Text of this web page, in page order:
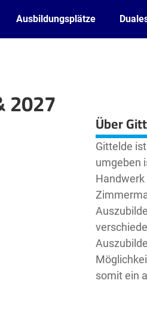
Ausbildungsplätze
2027
OpenStreetMap2 Über
Gittelde
umgeben
Handwerk
somit ein